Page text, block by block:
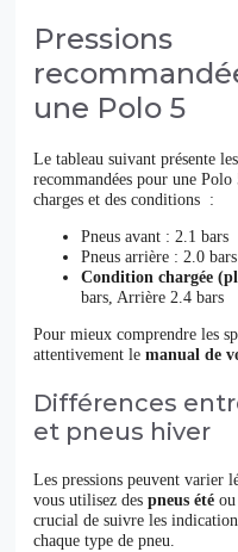
Pressions
une Polo 5
Le tableau suivant présente
recommandées pour une
charges et des conditions :
Pneus avant : 2.1 bars
Pneus arrière : 2.0 bars
Condition chargée
bars, Arrière 2.4 bars
Pour mieux comprendre les
attentivement le manual de
Différences
et pneus hiver
Les pressions peuvent varier
vous utilisez des pneus été ou
crucial de suivre les
chaque type de pneu.